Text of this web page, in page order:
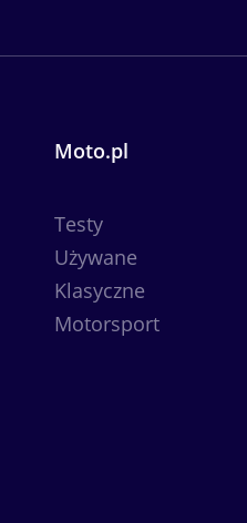
Moto.pl
Testy
Używane
Klasyczne
Motorsport